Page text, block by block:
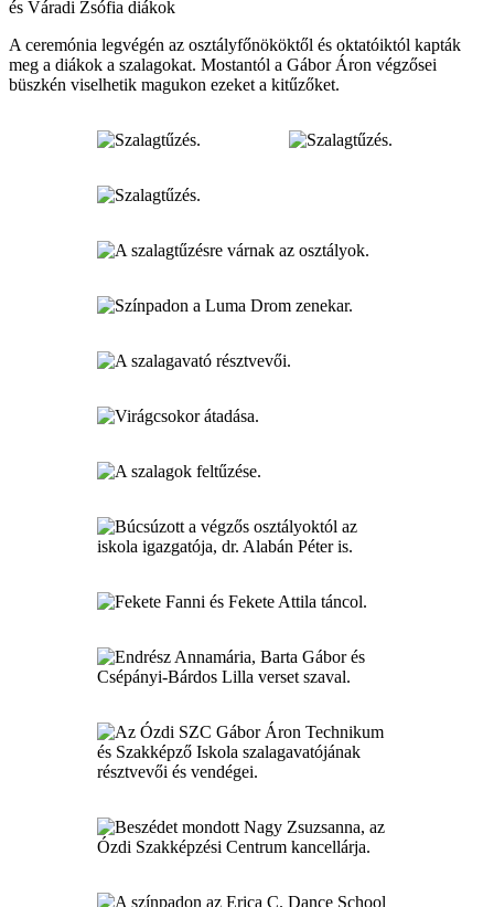
és Váradi Zsófia diákok
A ceremónia legvégén az osztályfőnököktől és oktatóiktól kapták
meg a diákok a szalagokat. Mostantól a Gábor Áron végzősei
büszkén viselhetik magukon ezeket a kitűzőket.